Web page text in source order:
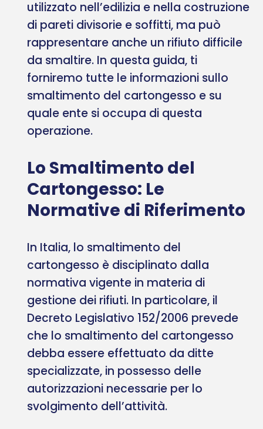
utilizzato nell’edilizia e nella costruzione
di pareti divisorie e soffitti, ma può
rappresentare anche un rifiuto difficile
da smaltire. In questa guida, ti
forniremo tutte le informazioni sullo
smaltimento del cartongesso e su
quale ente si occupa di questa
operazione.
Lo Smaltimento del
Cartongesso: Le
Normative di Riferimento
In Italia, lo smaltimento del
cartongesso è disciplinato dalla
normativa vigente in materia di
gestione dei rifiuti. In particolare, il
Decreto Legislativo 152/2006 prevede
che lo smaltimento del cartongesso
debba essere effettuato da ditte
specializzate, in possesso delle
autorizzazioni necessarie per lo
svolgimento dell’attività.